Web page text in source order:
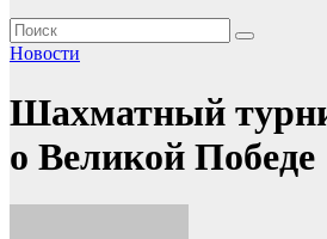
Новости
Шахматный
о Великой Победе